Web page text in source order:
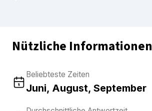
Nützliche Informationen
Beliebteste Zeiten
Juni, August, September